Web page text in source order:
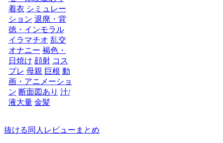
着衣 シミュレー
ション 退廃・背
徳・インモラル
イラマチオ 乱交
オナニー 褐色・
日焼け 顔射 コス
プレ 母親 巨根 動
画・アニメーショ
ン 断面図あり 汁/
液大量 金髪
抜ける同人レビューまとめ